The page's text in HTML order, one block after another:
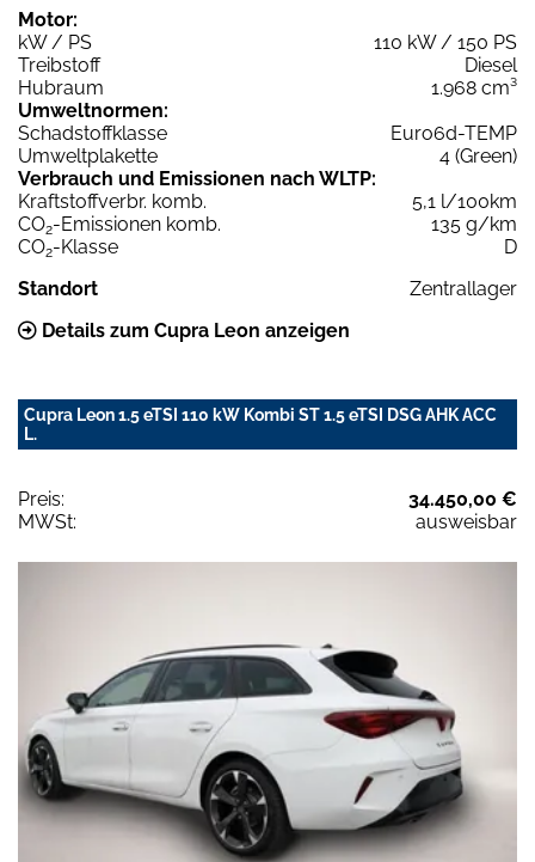
Motor:
kW / PS
110 kW / 150 PS
Treibstoff
Diesel
Hubraum
1.968 cm³
Umweltnormen:
Schadstoffklasse
Euro6d-TEMP
Umweltplakette
4 (Green)
Verbrauch und Emissionen nach WLTP:
Kraftstoffverbr. komb.
5,1 l/100km
CO2-Emissionen komb.
135 g/km
CO2-Klasse
D
Standort
Zentrallager
Details zum Cupra Leon anzeigen
Cupra Leon 1.5 eTSI 110 kW Kombi ST 1.5 eTSI DSG AHK ACC
L.
Preis:
34.450,00 €
MWSt:
ausweisbar